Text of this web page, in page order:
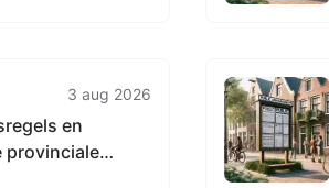
3 aug 2026
en
provinciale